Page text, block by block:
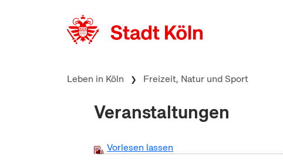
Leben in Köln Freizeit, Natur und Sport
Veranstaltungen
Vorlesen lassen